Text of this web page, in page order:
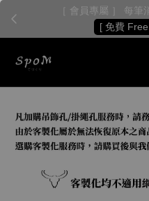
［ 會員專屬 ］ 每
[ 免費